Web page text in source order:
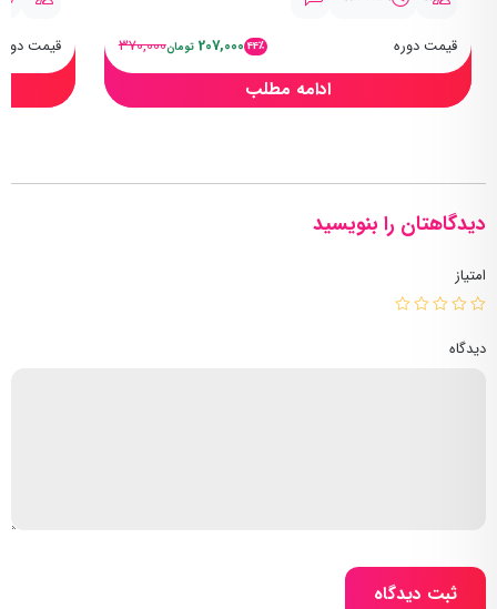
قیمت دوره 44٪ 207,000 تومان370,000
ادامه مطلب
قیمت
دیدگاهتان را بنویسید
امتیاز
دیدگاه
ثبت دیدگاه